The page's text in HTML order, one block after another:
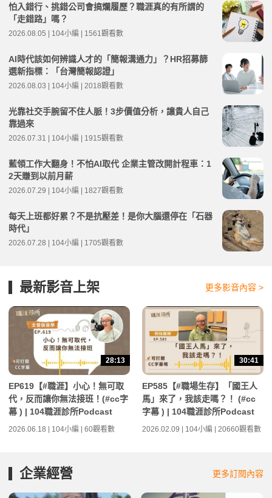
怕入錯行、挑錯公司會搞爛履歷？職涯真的有所謂的
「走錯路」嗎？
2026.08.05 | 104小編 | 1561觀看數
AI時代該如何辨識人才的「簡報溝通力」？HR招募篩
選新指標：「台灣簡報認證」
2026.08.03 | 104小編 | 2018觀看數
光靠社交手腕留不住人脈！3步價值分析，讓貴人自己
靠過來
2026.07.31 | 104小編 | 1915觀看數
藍領工作大翻身！不怕AI取代 企業主管改開計程車：1
2天賺到以前月薪
2026.07.29 | 104小編 | 1827觀看數
每天上班都好累？不是抗壓差！是你大腦還停在「石器
時代」
2026.07.28 | 104小編 | 1705觀看數
最新影音上架 更多影音內容 >
28:13
EP619【#職涯】小心！無可取
代，反而讓你無法接班！(#cc字
幕 ) | 104職涯診所Podcast
2026.06.18 | 104小編 | 60觀看數
30:41
EP585【#職場生存】「國王人
馬」來了，我該走嗎？！ (#cc
字幕 ) | 104職涯診所Podcast
2026.02.09 | 104小編 | 20660觀看數
企業經營 更多訂閱內容